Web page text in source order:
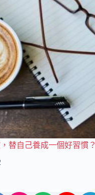
替自己養成一個好習慣？